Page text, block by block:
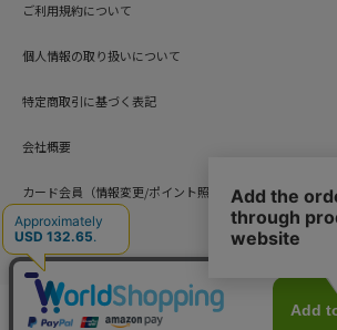
ご利用規約について
個人情報の取り扱いについて
特定商取引に基づく表記
会社概要
カード会員（情報変更/ポイント照会）
お問い合わせ